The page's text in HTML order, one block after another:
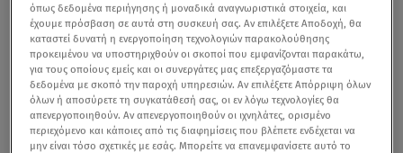
όπως δεδομένα περιήγησης ή μοναδικά αναγνωριστικά στοιχεία, και
έχουμε πρόσβαση σε αυτά στη συσκευή σας. Αν επιλέξετε Αποδοχή, θα
καταστεί δυνατή η ενεργοποίηση τεχνολογιών παρακολούθησης
προκειμένου να υποστηριχθούν οι σκοποί που εμφανίζονται παρακάτω,
για τους οποίους εμείς και οι συνεργάτες μας επεξεργαζόμαστε τα
δεδομένα με σκοπό την παροχή υπηρεσιών. Αν επιλέξετε Απόρριψη όλων
όλων ή αποσύρετε τη συγκατάθεσή σας, οι εν λόγω τεχνολογίες θα
απενεργοποιηθούν. Αν απενεργοποιηθούν οι ιχνηλάτες, ορισμένο
περιεχόμενο και κάποιες από τις διαφημίσεις που βλέπετε ενδέχεται να
μην είναι τόσο σχετικές με εσάς. Μπορείτε να επανεμφανίσετε αυτό το